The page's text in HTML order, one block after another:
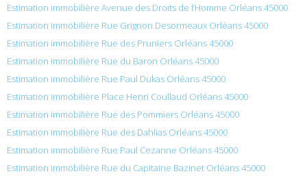
Estimation immobilière Avenue des Droits de l’Homme Orléans 45000
Estimation immobilière Rue Grignon Desormeaux Orléans 45000
Estimation immobilière Rue des Pruniers Orléans 45000
Estimation immobilière Rue du Baron Orléans 45000
Estimation immobilière Rue Paul Dukas Orléans 45000
Estimation immobilière Place Henri Coullaud Orléans 45000
Estimation immobilière Rue des Pommiers Orléans 45000
Estimation immobilière Rue des Dahlias Orléans 45000
Estimation immobilière Rue Paul Cezanne Orléans 45000
Estimation immobilière Rue du Capitaine Bazinet Orléans 45000